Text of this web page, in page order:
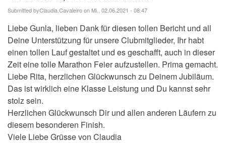
Submitted byClaudia.Cavaleiroon Mi., 02.06.2021 - 08:47
Liebe Gunla, lieben Dank für diesen tollen Bericht und all
Deine Unterstützung für unsere Clubmitglieder, Ihr habt
einen tollen Lauf gestaltet und es geschafft, auch in dieser
Zeit eine tolle Marathon Feier aufzustellen. Prima gemacht.
Liebe Rita, herzlichen Glückwunsch zu Deinem Jubiläum.
Das ist wirklich eine Klasse Leistung und Du kannst sehr
stolz sein.
Herzlichen Glückwunsch Dir und allen anderen Läufern zu
diesem besonderen Finish.
Viele Liebe Grüsse von Claudia